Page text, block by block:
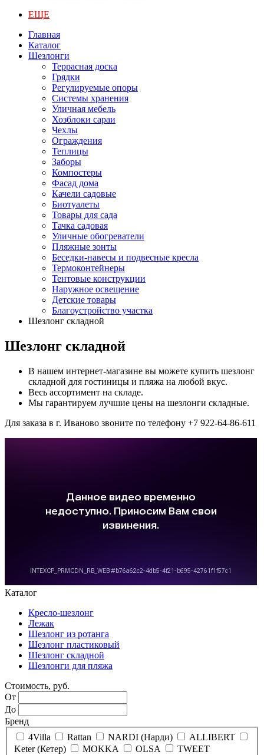
ЕЩЕ
Главная
Каталог
Шезлонги
Террасная доска
Грядки
Регулируемые опоры
Системы хранения
Уличная мебель
Хозблоки сараи
Чехлы
Ограждения
Теплицы
Заборы
Компостеры
Фасад дома
Качели садовые
Биотуалеты
Товары для сада
Тачка садовая
Уличные обогреватели
Пляжные зонты
Беседки-навесы и подвесные кресла
Термоконтейнеры
Тентовые конструкции
Наружное освещение
Детские товары
Благоустройство участка
Шезлонг складной
Шезлонг складной
В нашем интернет-магазине вы можете купить шезлонг
складной для гостиницы и пляжа на любой вкус.
Весь ассортимент на складе.
Мы гарантируем лучшие цены на шезлонги складные.
Для заказа в г. Иваново звоните по телефону +7 922-64-86-611
Каталог
Кресло-шезлонг
Лежак
Шезлонг из ротанга
Шезлонг пластиковый
Шезлонг складной
Шезлонги для пляжа
Стоимость, руб.
От
До
Бренд
4Villa
Rattan NARDI (Нарди)
ALLIBERT
Keter (Кетер)
MOKKA OLSA
TWEET